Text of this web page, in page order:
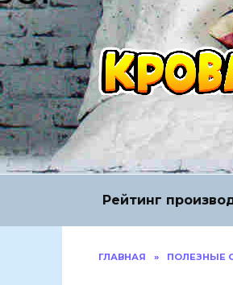
Перейти
к
содержанию
Рейтинг
ГЛАВНАЯ » ПОЛЕЗНЫЕ